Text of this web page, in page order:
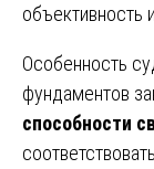
объективность
Особенность
фундаментов
способности